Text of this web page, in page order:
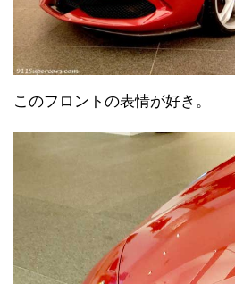
このフロントの表情が好き。